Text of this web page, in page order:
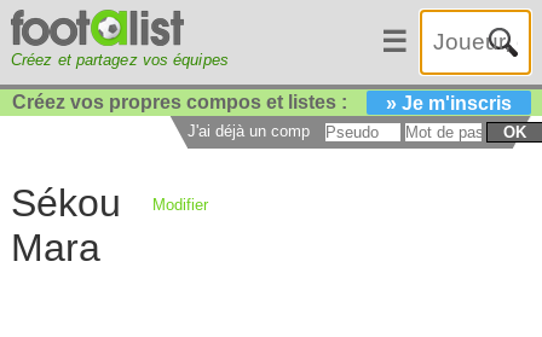
Créez et partagez vos équipes
☰
Créez vos propres compos et listes : » Je m'inscris
J'ai déjà un compte : OK
Sékou
Mara
Modifier